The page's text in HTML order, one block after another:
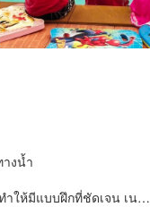
งน้ำ
ำให้มีแบบฝึกที่ชัดเจน เน…